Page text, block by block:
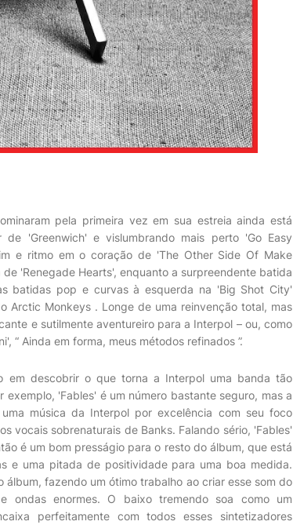
pela primeira vez em sua estreia ainda está
de 'Greenwich' e vislumbrando mais perto 'Go Easy
e ritmo em o coração de 'The Other Side Of Make
'Renegade Hearts', enquanto a surpreendente batida
batidas pop e curvas à esquerda na 'Big Shot City'
Arctic Monkeys . Longe de uma reinvenção total, mas
e sutilmente aventureiro para a Interpol – ou, como
“ Ainda em forma, meus métodos refinados ”.
descobrir o que torna a Interpol uma banda tão
'Fables' é um número bastante seguro, mas a
música da Interpol por excelência com seu foco
vocais sobrenaturais de Banks. Falando sério, 'Fables'
é um bom presságio para o resto do álbum, que está
e uma pitada de positividade para uma boa medida.
fazendo um ótimo trabalho ao criar esse som do
ondas enormes. O baixo tremendo soa como um
perfeitamente com todos esses sintetizadores